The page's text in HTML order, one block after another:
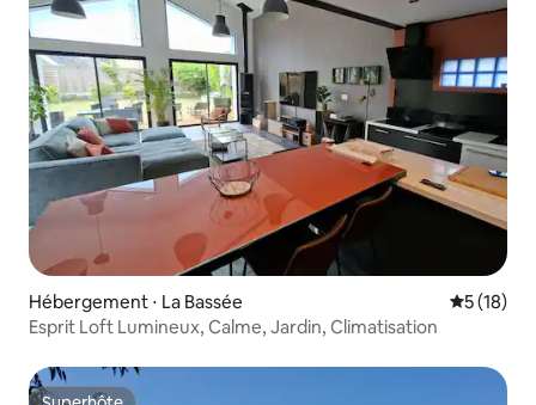
Hébergement ⋅ La Bassée
5 (18)
Esprit Loft Lumineux, Calme, Jardin, Climatisation